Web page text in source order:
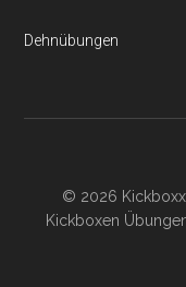
Dehnübungen
© 2026
Kickboxen